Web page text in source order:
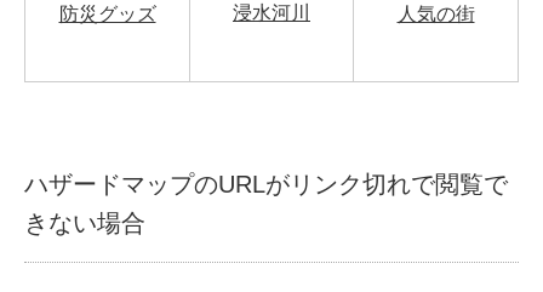
防災グッズ 浸水河川 人気の街
ハザードマップのURLがリンク切れで閲覧で
きない場合